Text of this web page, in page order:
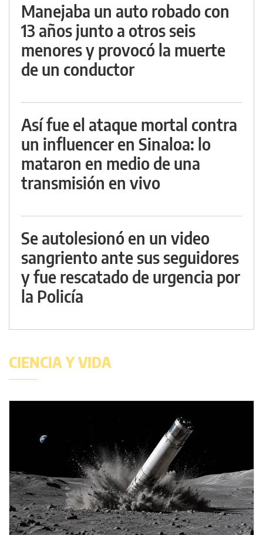
Manejaba un auto robado con
13 años junto a otros seis
menores y provocó la muerte
de un conductor
Así fue el ataque mortal contra
un influencer en Sinaloa: lo
mataron en medio de una
transmisión en vivo
Se autolesionó en un video
sangriento ante sus seguidores
y fue rescatado de urgencia por
la Policía
CIENCIA Y VIDA